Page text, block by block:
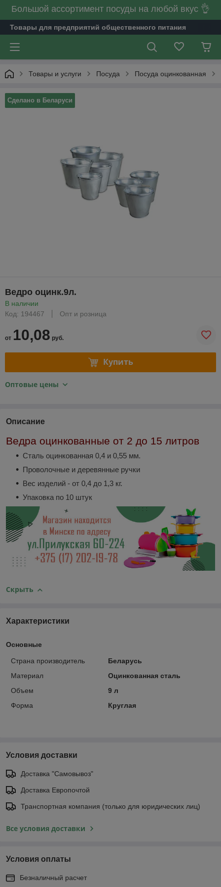
Большой ассортимент посуды на любой вкус 👌
Товары для предприятий общественного питания
Товары и услуги Посуда Посуда оцинкованная
Сделано в Беларуси
Ведро оцинк.9л.
В наличии
Код: 194467
Опт и розница
от 10,08 руб.
Купить
Оптовые цены
Описание
Ведра оцинкованные от 2 до 15 литров
Сталь оцинкованная 0,4 и 0,55 мм.
Проволочные и деревянные ручки
Вес изделий - от 0,4 до 1,3 кг.
Упаковка по 10 штук
Скрыть
Характеристики
Основные
Страна производитель
Беларусь
Материал
Оцинкованная сталь
Объем
9 л
Форма
Круглая
Условия доставки
Доставка "Самовывоз"
Доставка Европочтой
Транспортная компания (только для юридических лиц)
Все условия доставки
Условия оплаты
Безналичный расчет